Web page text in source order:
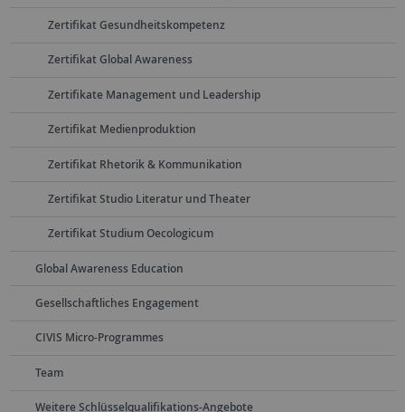
Zertifikat Gesundheitskompetenz
Zertifikat Global Awareness
Zertifikate Management und Leadership
Zertifikat Medienproduktion
Zertifikat Rhetorik & Kommunikation
Zertifikat Studio Literatur und Theater
Zertifikat Studium Oecologicum
Global Awareness Education
Gesellschaftliches Engagement
CIVIS Micro-Programmes
Team
Weitere Schlüsselqualifikations-Angebote